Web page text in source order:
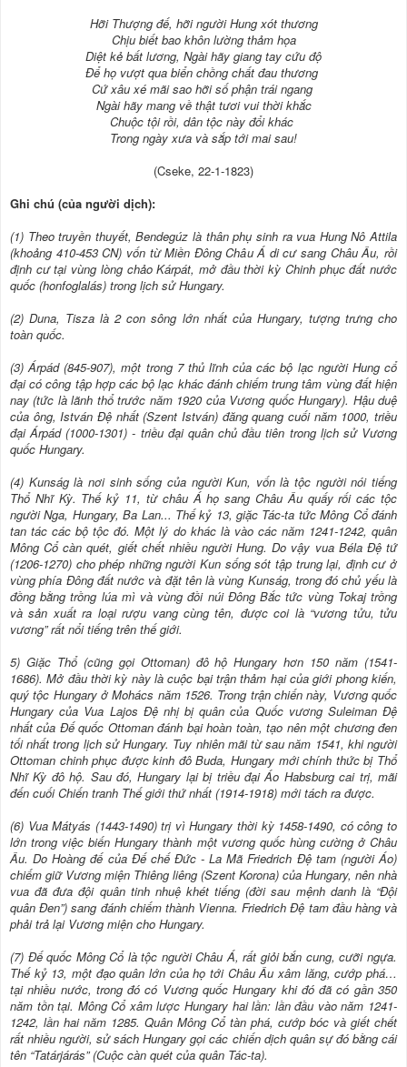
Hỡi Thượng đế, hỡi người Hung xót thương
Chịu biết bao khôn lường thảm họa
Diệt kẻ bất lương, Ngài hãy giang tay cứu độ
Để họ vượt qua biển chồng chất đau thương
Cứ xâu xé mãi sao hỡi số phận trái ngang
Ngài hãy mang về thật tươi vui thời khắc
Chuộc tội rồi, dân tộc này đổi khác
Trong ngày xưa và sắp tới mai sau!
(Cseke, 22-1-1823)
Ghi chú (của người dịch):
(1) Theo truyền thuyết, Bendegúz là thân phụ sinh ra vua Hung Nô Attila
(khoảng 410-453 CN) vốn từ Miền Đông Châu Á di cư sang Châu Âu, rồi
định cư tại vùng lòng chảo Kárpát, mở đầu thời kỳ Chinh phục đất nước
quốc (honfoglalás) trong lịch sử Hungary.
(2) Duna, Tisza là 2 con sông lớn nhất của Hungary, tượng trưng cho
toàn quốc.
(3) Árpád (845-907), một trong 7 thủ lĩnh của các bộ lạc người Hung cổ
đại có công tập hợp các bộ lạc khác đánh chiếm trung tâm vùng đất hiện
nay (tức là lãnh thổ trước năm 1920 của Vương quốc Hungary). Hậu duệ
của ông, István Đệ nhất (Szent István) đăng quang cuối năm 1000, triều
đại Árpád (1000-1301) - triều đại quân chủ đầu tiên trong lịch sử Vương
quốc Hungary.
(4) Kunság là nơi sinh sống của người Kun, vốn là tộc người nói tiếng
Thổ Nhĩ Kỳ. Thế kỷ 11, từ châu Á họ sang Châu Âu quấy rối các tộc
người Nga, Hungary, Ba Lan... Thế kỷ 13, giặc Tác-ta tức Mông Cổ đánh
tan tác các bộ tộc đó. Một lý do khác là vào các năm 1241-1242, quân
Mông Cổ càn quét, giết chết nhiều người Hung. Do vậy vua Béla Đệ tứ
(1206-1270) cho phép những người Kun sống sót tập trung lại, định cư ở
vùng phía Đông đất nước và đặt tên là vùng Kunság, trong đó chủ yếu là
đồng bằng trồng lúa mì và vùng đồi núi Đông Bắc tức vùng Tokaj trồng
và sản xuất ra loại rượu vang cùng tên, được coi là “vương tửu, tửu
vương” rất nổi tiếng trên thế giới.
5) Giặc Thổ (cũng gọi Ottoman) đô hộ Hungary hơn 150 năm (1541-
1686). Mở đầu thời kỳ này là cuộc bại trận thảm hại của giới phong kiến,
quý tộc Hungary ở Mohács năm 1526. Trong trận chiến này, Vương quốc
Hungary của Vua Lajos Đệ nhị bị quân của Quốc vương Suleiman Đệ
nhất của Đế quốc Ottoman đánh bại hoàn toàn, tạo nên một chương đen
tối nhất trong lịch sử Hungary. Tuy nhiên mãi từ sau năm 1541, khi người
Ottoman chinh phục được kinh đô Buda, Hungary mới chính thức bị Thổ
Nhĩ Kỳ đô hộ. Sau đó, Hungary lại bị triều đại Áo Habsburg cai trị, mãi
đến cuối Chiến tranh Thế giới thứ nhất (1914-1918) mới tách ra được.
(6) Vua Mátyás (1443-1490) trị vì Hungary thời kỳ 1458-1490, có công to
lớn trong việc biến Hungary thành một vương quốc hùng cường ở Châu
Âu. Do Hoàng đế của Đế chế Đức - La Mã Friedrich Đệ tam (người Áo)
chiếm giữ Vương miện Thiêng liêng (Szent Korona) của Hungary, nên nhà
vua đã đưa đội quân tinh nhuệ khét tiếng (đời sau mệnh danh là “Đội
quân Đen”) sang đánh chiếm thành Vienna. Friedrich Đệ tam đầu hàng và
phải trả lại Vương miện cho Hungary.
(7) Đế quốc Mông Cổ là tộc người Châu Á, rất giỏi bắn cung, cưỡi ngựa.
Thế kỷ 13, một đạo quân lớn của họ tới Châu Âu xâm lăng, cướp phá…
tại nhiều nước, trong đó có Vương quốc Hungary khi đó đã có gần 350
năm tồn tại. Mông Cổ xâm lược Hungary hai lần: lần đầu vào năm 1241-
1242, lần hai năm 1285. Quân Mông Cổ tàn phá, cướp bóc và giết chết
rất nhiều người, sử sách Hungary gọi các chiến dịch quân sự đó bằng cái
tên “Tatárjárás” (Cuộc càn quét của quân Tác-ta).